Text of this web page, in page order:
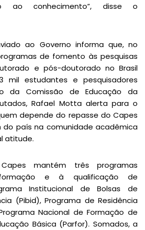
ao conhecimento”, disse o
ao Governo informa que, no
de fomento às pesquisas
e pós-doutorado no Brasil
mil estudantes e pesquisadores
da Comissão de Educação da
Rafael Motta alerta para o
depende do repasse do Capes
país na comunidade acadêmica
atitude.
mantém três programas
e à qualificação de
Institucional de Bolsas de
(Pibid), Programa de Residência
Nacional de Formação de
Básica (Parfor). Somados, a